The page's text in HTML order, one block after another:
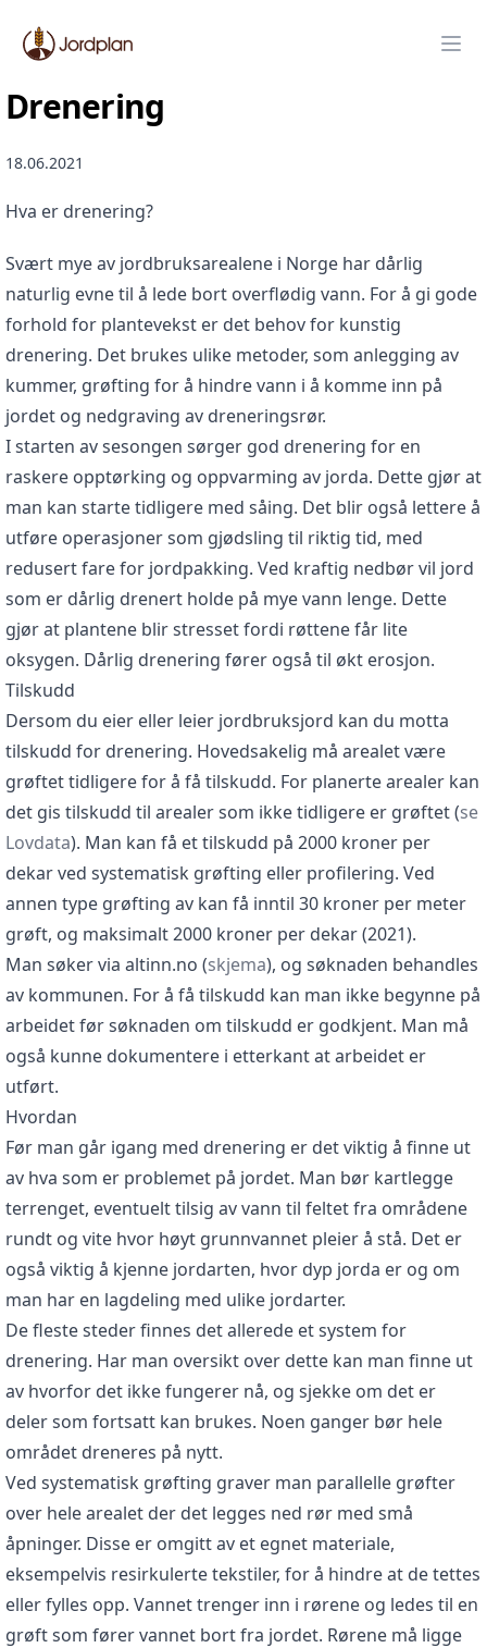
Jordplan
Drenering
18.06.2021
Hva er drenering?
Svært mye av jordbruksarealene i Norge har dårlig
naturlig evne til å lede bort overflødig vann. For å gi gode
forhold for plantevekst er det behov for kunstig
drenering. Det brukes ulike metoder, som anlegging av
kummer, grøfting for å hindre vann i å komme inn på
jordet og nedgraving av dreneringsrør.
I starten av sesongen sørger god drenering for en
raskere opptørking og oppvarming av jorda. Dette gjør at
man kan starte tidligere med såing. Det blir også lettere å
utføre operasjoner som gjødsling til riktig tid, med
redusert fare for jordpakking. Ved kraftig nedbør vil jord
som er dårlig drenert holde på mye vann lenge. Dette
gjør at plantene blir stresset fordi røttene får lite
oksygen. Dårlig drenering fører også til økt erosjon.
Tilskudd
Dersom du eier eller leier jordbruksjord kan du motta
tilskudd for drenering. Hovedsakelig må arealet være
grøftet tidligere for å få tilskudd. For planerte arealer kan
det gis tilskudd til arealer som ikke tidligere er grøftet (se
Lovdata). Man kan få et tilskudd på 2000 kroner per
dekar ved systematisk grøfting eller profilering. Ved
annen type grøfting av kan få inntil 30 kroner per meter
grøft, og maksimalt 2000 kroner per dekar (2021).
Man søker via altinn.no (skjema), og søknaden behandles
av kommunen. For å få tilskudd kan man ikke begynne på
arbeidet før søknaden om tilskudd er godkjent. Man må
også kunne dokumentere i etterkant at arbeidet er
utført.
Hvordan
Før man går igang med drenering er det viktig å finne ut
av hva som er problemet på jordet. Man bør kartlegge
terrenget, eventuelt tilsig av vann til feltet fra områdene
rundt og vite hvor høyt grunnvannet pleier å stå. Det er
også viktig å kjenne jordarten, hvor dyp jorda er og om
man har en lagdeling med ulike jordarter.
De fleste steder finnes det allerede et system for
drenering. Har man oversikt over dette kan man finne ut
av hvorfor det ikke fungerer nå, og sjekke om det er
deler som fortsatt kan brukes. Noen ganger bør hele
området dreneres på nytt.
Ved systematisk grøfting graver man parallelle grøfter
over hele arealet der det legges ned rør med små
åpninger. Disse er omgitt av et egnet materiale,
eksempelvis resirkulerte tekstiler, for å hindre at de tettes
eller fylles opp. Vannet trenger inn i rørene og ledes til en
grøft som fører vannet bort fra jordet. Rørene må ligge